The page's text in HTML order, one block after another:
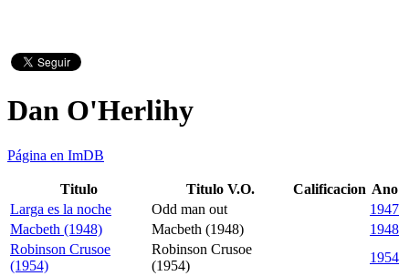
Dan O'Herlihy
Página en ImDB
Titulo Titulo V.O. Calificacion Ano
Larga es la noche
Odd man out
1947
Macbeth (1948)
Macbeth (1948)
1948
Robinson Crusoe
(1954)
Robinson Crusoe
(1954)
1954